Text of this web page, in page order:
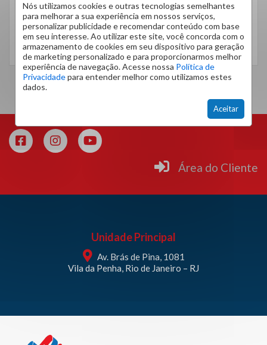
Nós utilizamos cookies e outras tecnologias semelhantes
para melhorar a sua experiência em nossos serviços,
personalizar publicidade e recomendar conteúdo com base
em seu interesse. Ao utilizar este site, você concorda com o
armazenamento de cookies em seu dispositivo para geração
de marketing personalizado e para proporcionarmos melhor
experiência de navegação. Acesse nossa Política de
Privacidadepara entender melhor como utilizamos estes
dados.
Aceitar
LEIA MAIS
Área do Cliente
Unidade Principal
Av. Brás de Pina, 1081
Vila da Penha, Rio de Janeiro – RJ